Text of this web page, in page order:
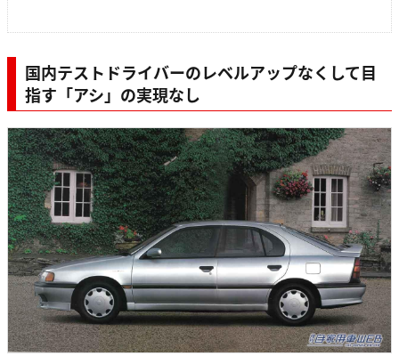
国内テストドライバーのレベルアップなくして目
指す「アシ」の実現なし